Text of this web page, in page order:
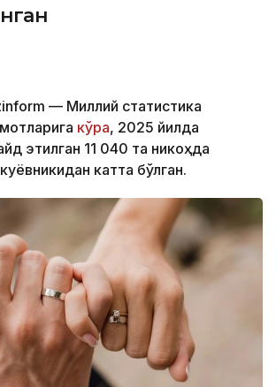
— Миллий статистика
кўра, 2025 йилда
этилган 11 040 та никоҳда
катта бўлган.